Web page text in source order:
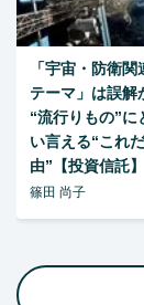
「宇宙・防衛
テーマ」は誤
“流行りもの”に
い言える“これ
由”【投資信託】
篠田 尚子